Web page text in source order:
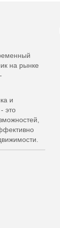
на рынке
и
это